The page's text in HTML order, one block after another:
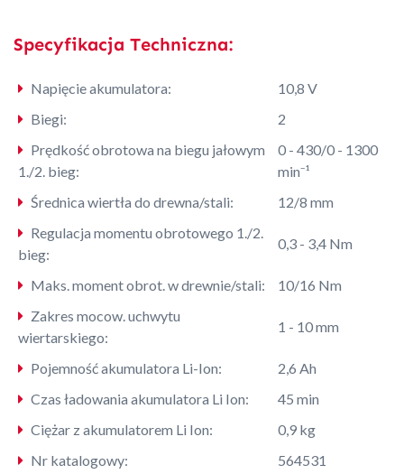
Specyfikacja Techniczna:
Napięcie akumulatora:
10,8 V
Biegi:
2
Prędkość obrotowa na biegu jałowym
1./2. bieg:
0 - 430/0 - 1300
min⁻¹
Średnica wiertła do drewna/stali:
12/8 mm
Regulacja momentu obrotowego 1./2.
bieg:
0,3 - 3,4 Nm
Maks. moment obrot. w drewnie/stali:
10/16 Nm
Zakres mocow. uchwytu
wiertarskiego:
1 - 10 mm
Pojemność akumulatora Li-Ion:
2,6 Ah
Czas ładowania akumulatora Li Ion:
45 min
Ciężar z akumulatorem Li Ion:
0,9 kg
Nr katalogowy:
564531